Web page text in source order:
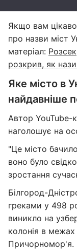
Якщо вам цікаво
про назви міст
матеріал:
розкрив, як
Яке місто в
найдавніше
Автор YouTube-
наголошує на
"Це місто бачило
воно було
зростання
Білгород-
греками у 498
виникло на
колонія в межах
Причорномор'я.